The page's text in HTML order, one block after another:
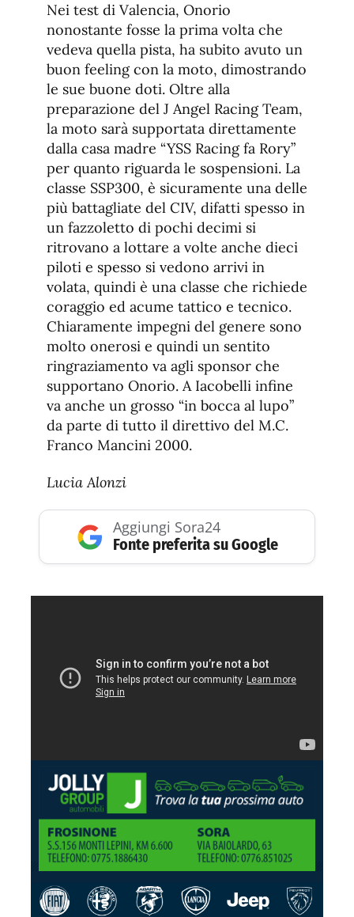
Nei test di Valencia, Onorio
nonostante fosse la prima volta che
vedeva quella pista, ha subito avuto un
buon feeling con la moto, dimostrando
le sue buone doti. Oltre alla
preparazione del J Angel Racing Team,
la moto sarà supportata direttamente
dalla casa madre “YSS Racing fa Rory”
per quanto riguarda le sospensioni. La
classe SSP300, è sicuramente una delle
più battagliate del CIV, difatti spesso in
un fazzoletto di pochi decimi si
ritrovano a lottare a volte anche dieci
piloti e spesso si vedono arrivi in
volata, quindi è una classe che richiede
coraggio ed acume tattico e tecnico.
Chiaramente impegni del genere sono
molto onerosi e quindi un sentito
ringraziamento va agli sponsor che
supportano Onorio. A Iacobelli infine
va anche un grosso “in bocca al lupo”
da parte di tutto il direttivo del M.C.
Franco Mancini 2000.
Lucia Alonzi
Aggiungi Sora24
Fonte preferita su Google